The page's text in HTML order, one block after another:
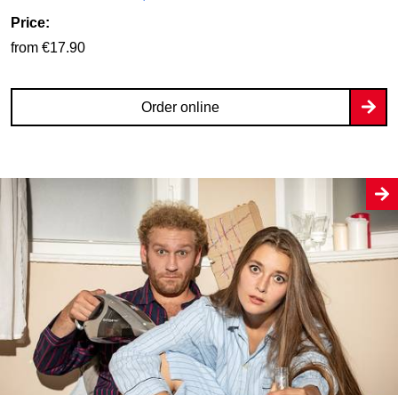
Price:
from €17.90
Order online